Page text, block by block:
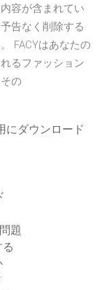
容が含まれてい
告なく削除する
FACYはあなたの
るファッション
の
にダウンロード
題